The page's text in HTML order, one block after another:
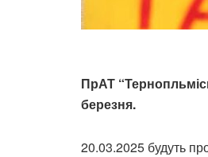
ПрАТ
березня.
20.03.2025 будуть